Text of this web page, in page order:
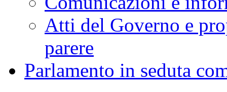
Atti del Governo e
parere
Parlamento in seduta